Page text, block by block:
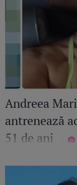
Andreea
antrenează
51 de ani